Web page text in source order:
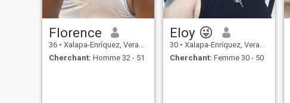
Florence
36 • Xalapa-Enríquez, Veracruz, Mexique
Cherchant: Homme 32 - 51
Eloy 😜
30 • Xalapa-Enríquez, Veracruz, Mexique
Cherchant: Femme 30 - 50